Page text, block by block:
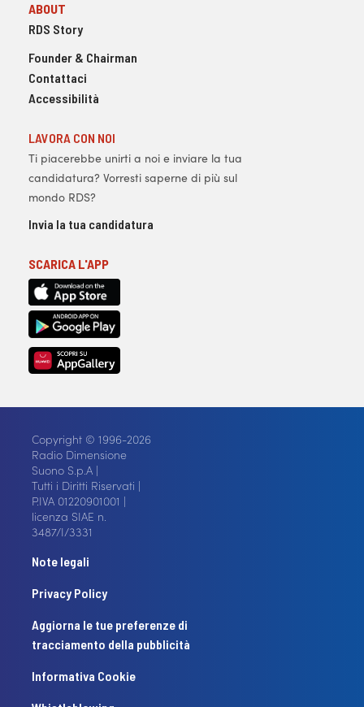
ABOUT
RDS Story
Founder & Chairman
Contattaci
Accessibilità
LAVORA CON NOI
Ti piacerebbe unirti a noi e inviare la tua
candidatura? Vorresti saperne di più sul
mondo RDS?
Invia la tua candidatura
SCARICA L'APP
Copyright © 1996-2026
Radio Dimensione
Suono S.p.A |
Tutti i Diritti Riservati |
P.IVA 01220901001 |
licenza SIAE n.
3487/I/3331
Note legali
Privacy Policy
Aggiorna le tue preferenze di
tracciamento della pubblicità
Informativa Cookie